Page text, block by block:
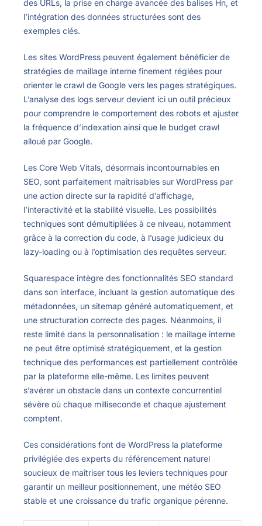
des URLs, la prise en charge avancée des balises Hn, et
l’intégration des données structurées sont des
exemples clés.
Les sites WordPress peuvent également bénéficier de
stratégies de maillage interne finement réglées pour
orienter le crawl de Google vers les pages stratégiques.
L’analyse des logs serveur devient ici un outil précieux
pour comprendre le comportement des robots et ajuster
la fréquence d’indexation ainsi que le budget crawl
alloué par Google.
Les Core Web Vitals, désormais incontournables en
SEO, sont parfaitement maîtrisables sur WordPress par
une action directe sur la rapidité d’affichage,
l’interactivité et la stabilité visuelle. Les possibilités
techniques sont démultipliées à ce niveau, notamment
grâce à la correction du code, à l’usage judicieux du
lazy-loading ou à l’optimisation des requêtes serveur.
Squarespace intègre des fonctionnalités SEO standard
dans son interface, incluant la gestion automatique des
métadonnées, un sitemap généré automatiquement, et
une structuration correcte des pages. Néanmoins, il
reste limité dans la personnalisation : le maillage interne
ne peut être optimisé stratégiquement, et la gestion
technique des performances est partiellement contrôlée
par la plateforme elle-même. Les limites peuvent
s’avérer un obstacle dans un contexte concurrentiel
sévère où chaque milliseconde et chaque ajustement
comptent.
Ces considérations font de WordPress la plateforme
privilégiée des experts du référencement naturel
soucieux de maîtriser tous les leviers techniques pour
garantir un meilleur positionnement, une météo SEO
stable et une croissance du trafic organique pérenne.